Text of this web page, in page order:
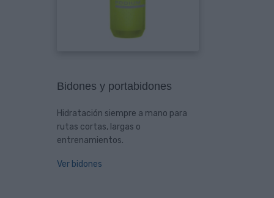
Bidones y portabidones
Hidratación siempre a mano para
rutas cortas, largas o
entrenamientos.
Ver bidones